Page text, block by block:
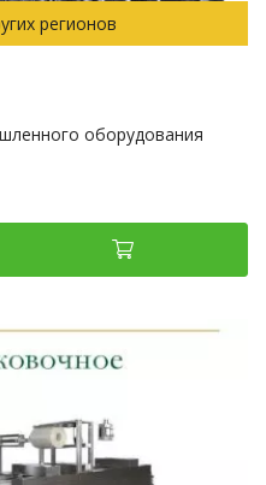
регионов
оборудования